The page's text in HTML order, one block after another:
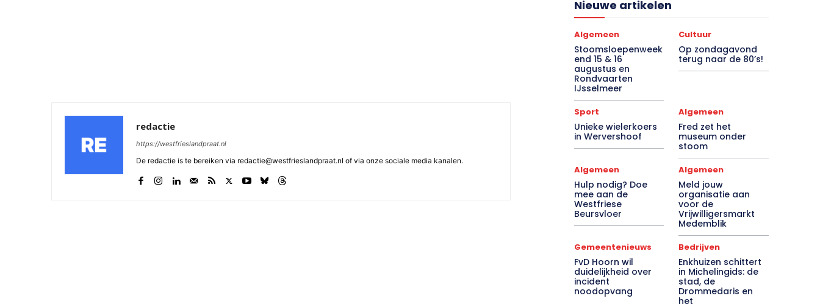
redactie
https://westfrieslandpraat.nl
De redactie is te bereiken via redactie@westfrieslandpraat.nl of via onze sociale media kanalen.
Algemeen
Stoomsloepenweek
end 15 & 16
augustus en
Rondvaarten
IJsselmeer
Cultuur
Op zondagavond
terug naar de 80’s!
Sport
Unieke wielerkoers
in Wervershoof
Algemeen
Fred zet het
museum onder
stoom
Algemeen
Hulp nodig? Doe
mee aan de
Westfriese
Beursvloer
Algemeen
Meld jouw
organisatie aan
voor de
Vrijwilligersmarkt
Medemblik
Gemeentenieuws
FvD Hoorn wil
duidelijkheid over
incident
noodopvang
Bedrijven
Enkhuizen schittert
in Michelingids: de
stad, de
Drommedaris en
het